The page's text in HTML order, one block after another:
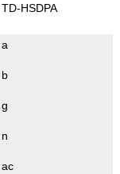
TD-HSDPA
a
b
g
n
ac